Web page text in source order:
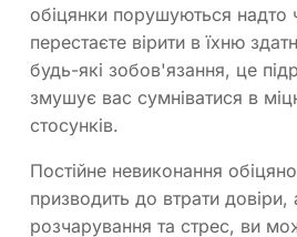
обіцянки порушуються надто
перестаєте вірити в їхню
будь-які зобов'язання, це
змушує вас сумніватися в
стосунків.
Постійне невиконання
призводить до втрати довіри,
розчарування та стрес, ви